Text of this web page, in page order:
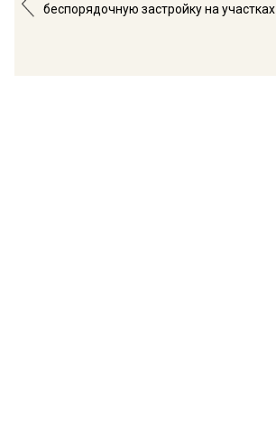
беспорядочную застройку на участках